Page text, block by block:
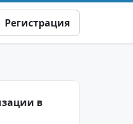
Регистрация
в